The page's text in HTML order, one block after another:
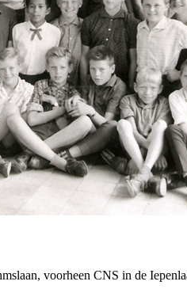
voorheen CNS in de